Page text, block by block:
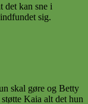
det kan sne i
sig.
skal gøre og Betty
Kaia alt det hun